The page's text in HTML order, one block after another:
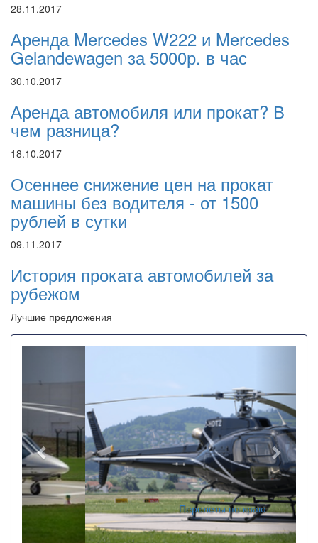
28.11.2017
Аренда Mercedes W222 и Mercedes
Gelandewagen за 5000р. в час
30.10.2017
Аренда автомобиля или прокат? В
чем разница?
18.10.2017
Осеннее снижение цен на прокат
машины без водителя - от 1500
рублей в сутки
09.11.2017
История проката автомобилей за
рубежом
Лучшие предложения
Перелеты по краю